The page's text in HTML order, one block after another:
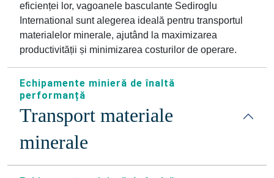
eficienței lor, vagoanele basculante Sediroglu
International sunt alegerea ideală pentru transportul
materialelor minerale, ajutând la maximizarea
productivității și minimizarea costurilor de operare.
Echipamente minieră de înaltă
performanță
Transport materiale
minerale